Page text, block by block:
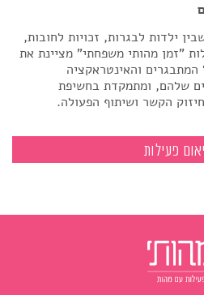
ילדות לבגרות, זכויות לחובות,
"זמן מהותי משפחתי" מציינת את
והאינטראקציה
שלהם, ומתמקדת בחשיפת
הקשר ושיתוף הפעולה.
פעילות